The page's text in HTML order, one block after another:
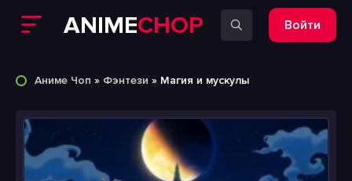
ANIMECHOP Войти
Аниме Чоп » Фэнтези » Магия и мускулы